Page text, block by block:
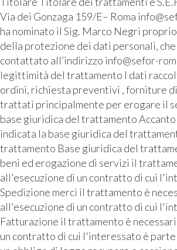
Via dei Gonzaga 159/E– Roma
ha nominato il Sig. Marco Negri
della protezione dei dati personali,
contattato all’indirizzo info@sefor-
legittimità del trattamento I dati
ordini, richiesta preventivi , forniture
trattati principalmente per erogare il
base giuridica del trattamento
indicata la base giuridica del
trattamento Base giuridica del
beni ed erogazione di servizi il
all'esecuzione di un contratto di cui
Spedizione merci il trattamento è
all'esecuzione di un contratto di cui
Fatturazione il trattamento è
un contratto di cui l'interessato è parte